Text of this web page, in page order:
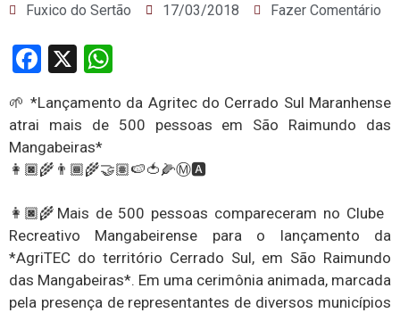
Fuxico do Sertão 17/03/2018 Fazer Comentário
Facebook
X
🌱 *Lançamento da Agritec do Cerrado Sul Maranhense
atrai mais de 500 pessoas em São Raimundo das
Mangabeiras*
👩🏿‍🌾👨🏾‍🌾🤝🏽🍉🍅🌽Ⓜ🅰
👩🏿‍🌾Mais de 500 pessoas compareceram no Clube
Recreativo Mangabeirense para o lançamento da
*AgriTEC do território Cerrado Sul, em São Raimundo
das Mangabeiras*. Em uma cerimônia animada, marcada
pela presença de representantes de diversos municípios